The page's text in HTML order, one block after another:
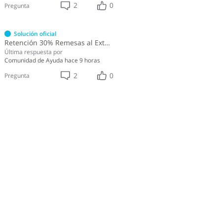
Pregunta
2 0
Solución oficial
Retención 30% Remesas al Exterior IR-17
Última respuesta por
Comunidad de Ayuda hace 9 horas
Pregunta
2 0